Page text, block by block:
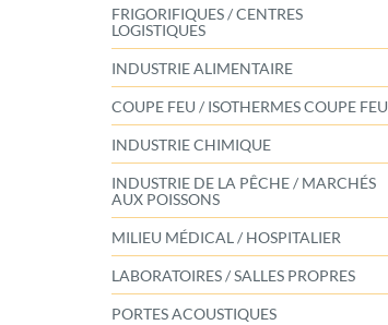
FRIGORIFIQUES / CENTRES
LOGISTIQUES
INDUSTRIE ALIMENTAIRE
COUPE FEU / ISOTHERMES COUPE FEU
INDUSTRIE CHIMIQUE
INDUSTRIE DE LA PÊCHE / MARCHÉS
AUX POISSONS
MILIEU MÉDICAL / HOSPITALIER
LABORATOIRES / SALLES PROPRES
PORTES ACOUSTIQUES